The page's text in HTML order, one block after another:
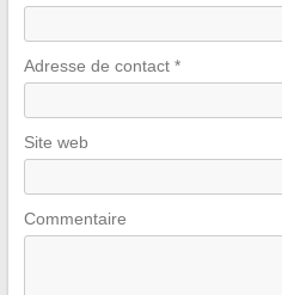
Adresse de contact *
Site web
Commentaire